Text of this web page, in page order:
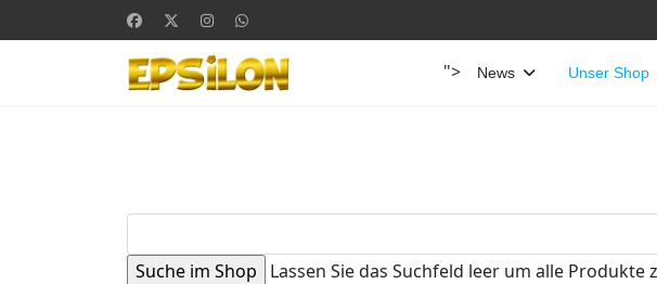
"> News Unser Shop
Lassen Sie das Suchfeld leer um alle Produkte